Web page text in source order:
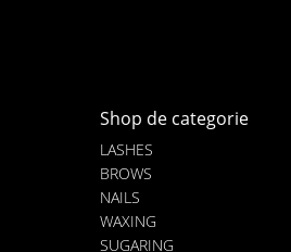
Shop de categorie
LASHES
BROWS
NAILS
WAXING
SUGARING